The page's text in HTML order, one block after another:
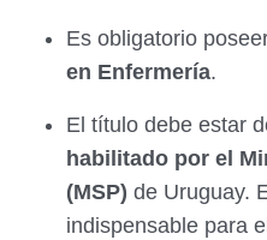
Es obligatorio
en Enfermería.
El título debe estar
habilitado por el
(MSP) de Uruguay.
indispensable para